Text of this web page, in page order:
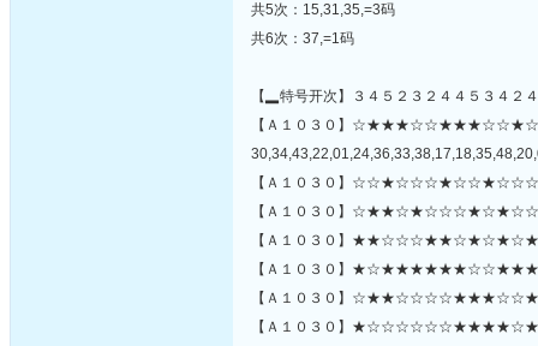
共5次：15,31,35,=3码
共6次：37,=1码
【▂特号开次】３４５２３２４４５３４２
【Ａ１０３０】
【Ａ１０３０】
【Ａ１０３０】
【Ａ１０３０】
【Ａ１０３０】
【Ａ１０３０】
【Ａ１０３０】